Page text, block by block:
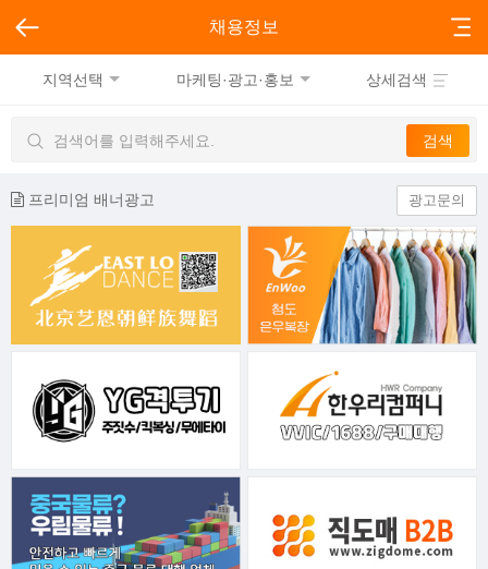
채용정보
지역선택 마케팅·광고·홍보 상세검색
프리미엄 배너광고 광고문의